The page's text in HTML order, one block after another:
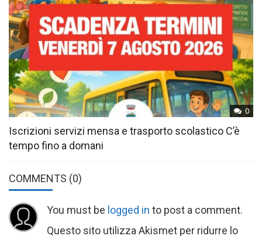
0
Iscrizioni servizi mensa e trasporto scolastico C’è
tempo fino a domani
COMMENTS (0)
You must be logged in to post a comment.
Questo sito utilizza Akismet per ridurre lo